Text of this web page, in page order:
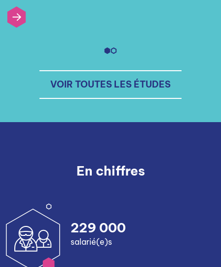
VOIR TOUTES LES ÉTUDES
En chiffres
229 000
salarié(e)s